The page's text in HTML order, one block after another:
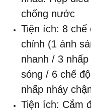
chống nước
Tiện ích: 8 chế
chỉnh (1 ánh
nhanh / 3
sóng / 6 chế
nhấp nháy
Tiện ích: Cắm